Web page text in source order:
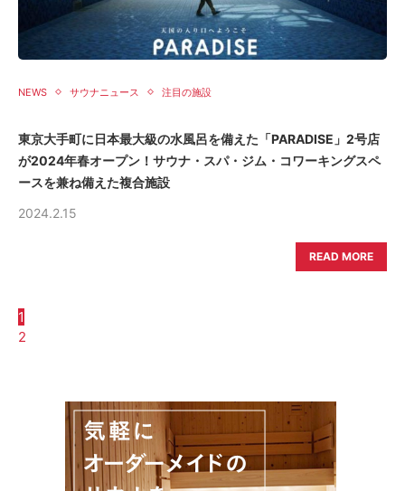
NEWS サウナニュース 注目の施設
東京大手町に日本最大級の水風呂を備えた「PARADISE」2号店
が2024年春オープン！サウナ・スパ・ジム・コワーキングスペ
ースを兼ね備えた複合施設
2024.2.15
READ MORE
1
2